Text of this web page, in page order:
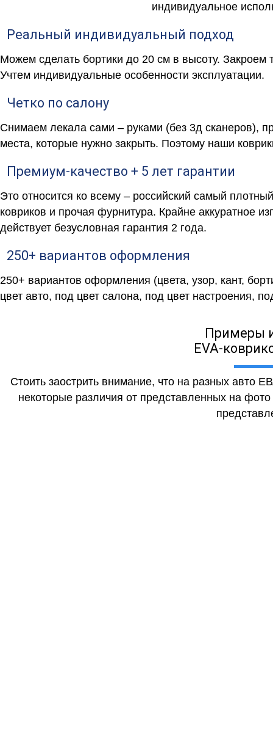
индивидуальное
Реальный индивидуальный подход
Можем сделать бортики до 20 см в высоту.
Учтем индивидуальные особенности эксплуатации.
Четко по салону
Снимаем лекала сами – руками (без 3д сканеров),
места, которые нужно закрыть. Поэтому наши
Премиум-качество + 5 лет гарантии
Это относится ко всему – российский самый
ковриков и прочая фурнитура. Крайне аккуратное
действует безусловная гарантия 2 года.
250+ вариантов оформления
250+ вариантов оформления (цвета, узор, кант,
цвет авто, под цвет салона, под цвет настроения,
Примеры
EVA-
Стоить заострить внимание, что на разных авто
некоторые различия от представленных на